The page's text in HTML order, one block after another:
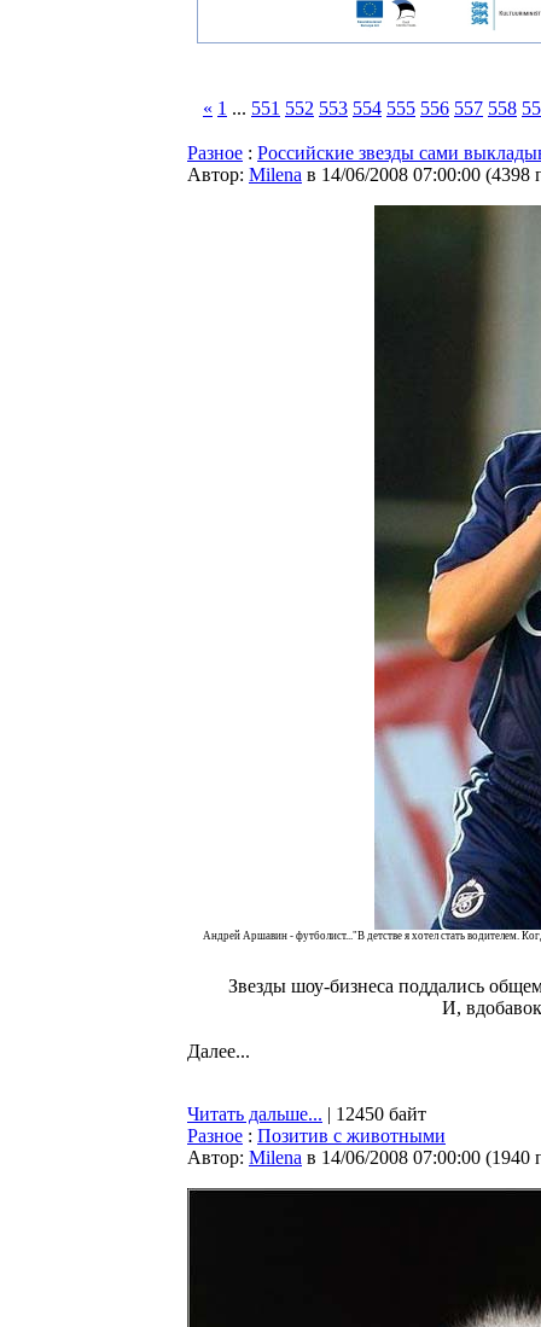
« 1 ... 551 552 553 554 555 556 557 558
Разное : Российские звезды сами
Автор: Milena в 14/06/2008 07:00:00 (4398
Андрей Аршавин - футболист..."В детстве я хотел стать водителем.
Звезды шоу-бизнеса поддались
И,
Далее...
Читать дальше... | 12450 байт
Разное : Позитив с животными
Автор: Milena в 14/06/2008 07:00:00 (1940